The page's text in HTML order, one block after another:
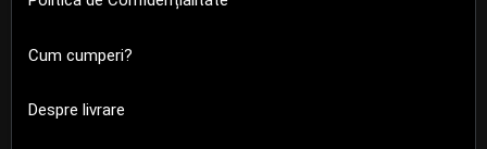
Cum cumperi?
Despre livrare